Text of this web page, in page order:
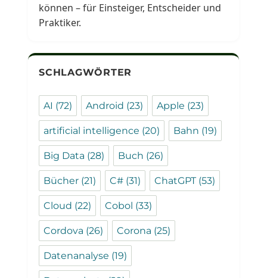
können – für Einsteiger, Entscheider und
Praktiker.
SCHLAGWÖRTER
AI (72) Android (23) Apple (23)
artificial intelligence (20) Bahn (19)
Big Data (28) Buch (26)
Bücher (21) C# (31) ChatGPT(53)
Cloud (22) Cobol (33)
Cordova (26) Corona (25)
Datenanalyse (19)